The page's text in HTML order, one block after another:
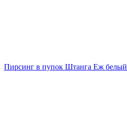
Пирсинг в пупок Штанга Еж белый